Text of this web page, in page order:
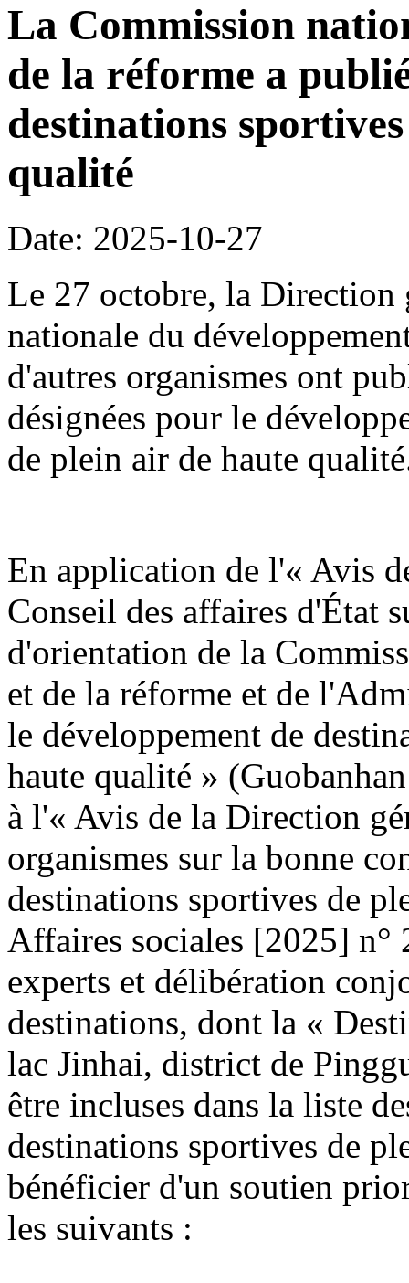
La Commission
de la réforme a
destinations
qualité
Date: 2025-10-27
Le 27 octobre, la Direction
nationale du
d'autres organismes ont
désignées pour le
de plein air de haute
En application de l'« Avis
Conseil des affaires d'État
d'orientation de la
et de la réforme et de
le développement de
haute qualité »
à l'« Avis de la Direction
organismes sur la bonne
destinations sportives de
Affaires sociales [2025] n°
experts et délibération
destinations, dont la «
lac Jinhai, district de
être incluses dans la liste
destinations sportives de
bénéficier d'un soutien
les suivants :